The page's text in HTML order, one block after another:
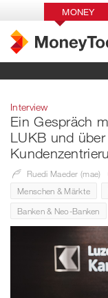
MONEY
Interview
Ein Gespräch
LUKB und
Ruedi Maeder (mae)
Menschen & Märkte
Banken & Neo-Banken